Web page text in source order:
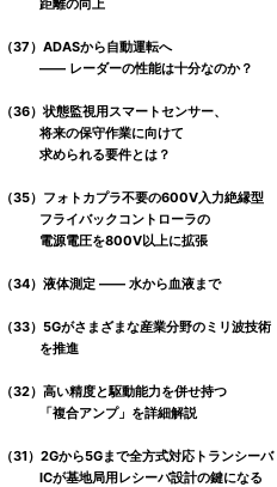
距離の向上
（37）ADASから自動運転へ
―― レーダーの性能は十分なのか？
（36）状態監視用スマートセンサー、
将来の保守作業に向けて
求められる要件とは？
（35）フォトカプラ不要の600V入力絶縁型
フライバックコントローラの
電源電圧を800V以上に拡張
（34）液体測定 ―― 水から血液まで
（33）5Gがさまざまな産業分野のミリ波技術
を推進
（32）高い精度と駆動能力を併せ持つ
「複合アンプ」を詳細解説
（31）2Gから5Gまで全方式対応トランシーバ
ICが基地局用レシーバ設計の鍵になる